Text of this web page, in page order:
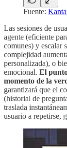
Fuente:
Las sesiones de
agente (eficiente
comunes) y escalar
complejidad
personalizada), o
emocional. El
momento de la
garantizará que el
(historial de
traslada
usuario a repetirse,